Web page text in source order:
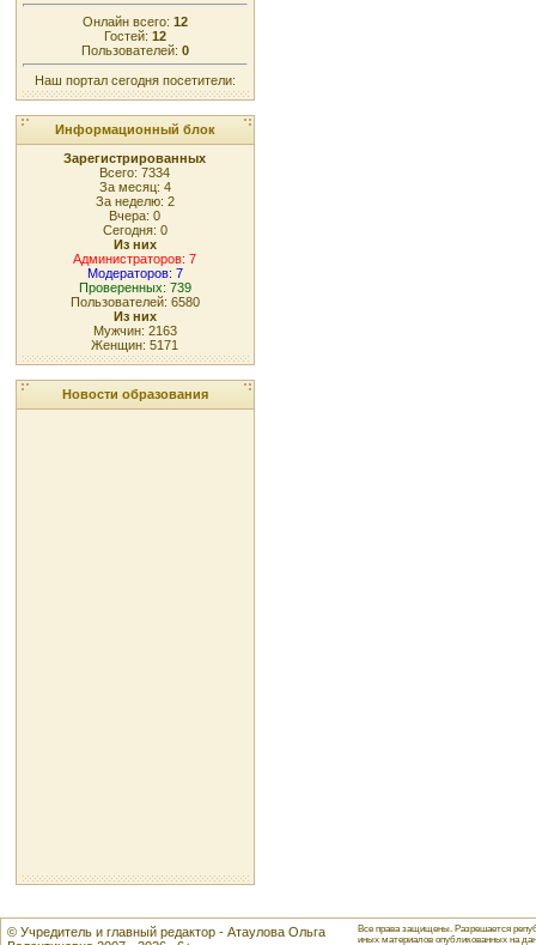
Онлайн всего: 12
Гостей: 12
Пользователей: 0
Наш портал сегодня посетители:
Информационный блок
Зарегистрированных
Всего: 7334
За месяц: 4
За неделю: 2
Вчера: 0
Сегодня: 0
Из них
Администраторов: 7
Модераторов: 7
Проверенных: 739
Пользователей: 6580
Из них
Мужчин: 2163
Женщин: 5171
Новости образования
© Учредитель и главный редактор - Атаулова Ольга
Все права защищены. Разрешается
иных материалов опубликованных на